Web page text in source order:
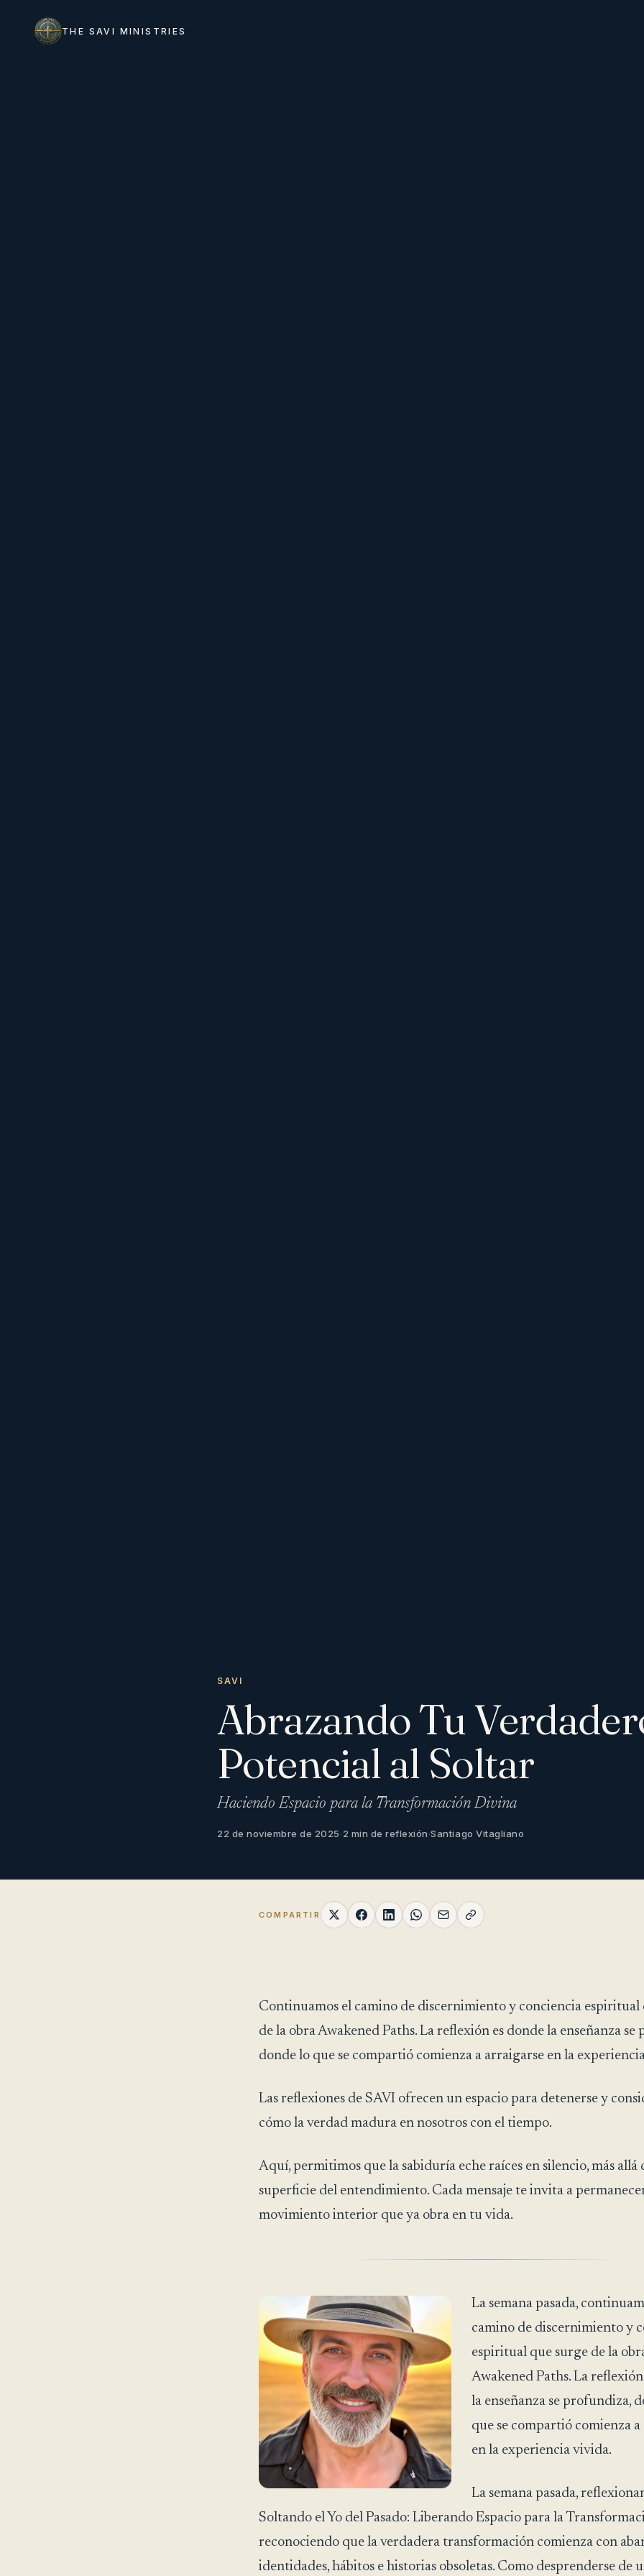
THE SAVI MINISTRIES
SAVI
Abrazando Tu
Potencial al Soltar
Haciendo Espacio para la Transformación Divina
22 de noviembre de 2025·2 min de reflexión·Santiago Vitagliano
COMPARTIR
Continuamos el camino de discernimiento y conciencia espiritual
de la obra Awakened Paths. La reflexión es donde la enseñanza se
donde lo que se compartió comienza a arraigarse en la
Las reflexiones de SAVI ofrecen un espacio para detenerse y
cómo la verdad madura en nosotros con el tiempo.
Aquí, permitimos que la sabiduría eche raíces en silencio, más allá
superficie del entendimiento. Cada mensaje te invita a
movimiento interior que ya obra en tu vida.
La semana pasada,
camino de discernimiento y
espiritual que surge de la
Awakened Paths. La
la enseñanza se profundiza,
que se compartió comienza
en la experiencia vivida.
La semana pasada,
Soltando el Yo del Pasado: Liberando Espacio para la
reconociendo que la verdadera transformación comienza con
identidades, hábitos e historias obsoletas. Como desprenderse de